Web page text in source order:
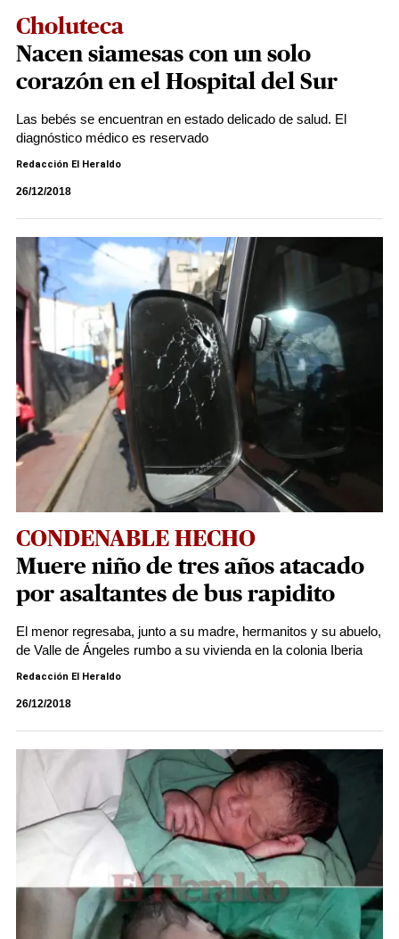
Choluteca
Nacen siamesas con un solo
corazón en el Hospital del Sur
Las bebés se encuentran en estado delicado de salud. El
diagnóstico médico es reservado
Redacción El Heraldo
26/12/2018
CONDENABLE HECHO
Muere niño de tres años atacado
por asaltantes de bus rapidito
El menor regresaba, junto a su madre, hermanitos y su abuelo,
de Valle de Ángeles rumbo a su vivienda en la colonia Iberia
Redacción El Heraldo
26/12/2018